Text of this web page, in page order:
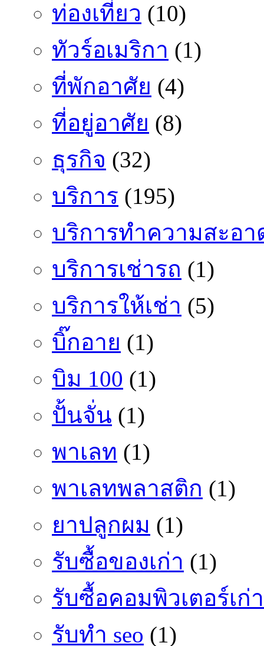
ท่องเที่ยว (10)
ทัวร์อเมริกา (1)
ที่พักอาศัย (4)
ที่อยู่อาศัย (8)
ธุรกิจ (32)
บริการ (195)
บริการทำความสะอา
บริการเช่ารถ (1)
บริการให้เช่า (5)
บิ๊กอาย (1)
บิม 100 (1)
ปั้นจั่น (1)
พาเลท (1)
พาเลทพลาสติก (1)
ยาปลูกผม (1)
รับซื้อของเก่า (1)
รับซื้อคอมพิวเตอร์เก่า
รับทำ seo (1)